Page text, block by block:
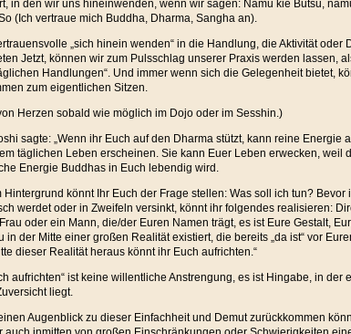
in den wir uns hineinwenden, wenn wir sagen: Namu kie Butsu,
(Ich vertraue mich Buddha, Dharma, Sangha an).
„sich hinein wenden“ in die Handlung, die Aktivität oder
Jetzt, können wir zum Pulsschlag unserer Praxis werden lassen,
Handlungen“. Und immer wenn sich die Gelegenheit bietet,
zum eigentlichen Sitzen.
Herzen sobald wie möglich im Dojo oder im Sesshin.)
sagte: „Wenn ihr Euch auf den Dharma stützt, kann reine Energie
täglichen Leben erscheinen. Sie kann Euer Leben erwecken, weil
Energie Buddhas in Euch lebendig wird.
Hintergrund könnt Ihr Euch der Frage stellen: Was soll ich tun? Bevor
werdet oder in Zweifeln versinkt, könnt ihr folgendes realisieren:
oder ein Mann, die/der Euren Namen trägt, es ist Eure Gestalt,
in der Mitte einer großen Realität existiert, die bereits „da ist“ vor
dieser Realität heraus könnt ihr Euch aufrichten.“
aufrichten“ ist keine willentliche Anstrengung, es ist Hingabe, in der
liegt.
Augenblick zu dieser Einfachheit und Demut zurückkommen